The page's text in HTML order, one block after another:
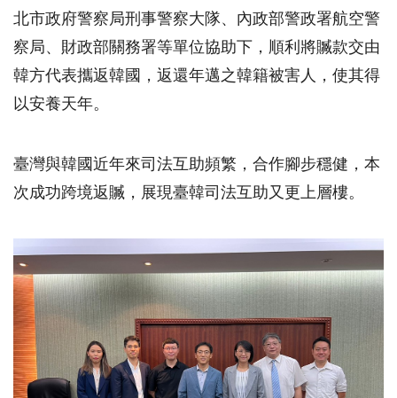
北市政府警察局刑事警察大隊、內政部警政署航空警
察局、財政部關務署等單位協助下，順利將贓款交由
韓方代表攜返韓國，返還年邁之韓籍被害人，使其得
以安養天年。
臺灣與韓國近年來司法互助頻繁，合作腳步穩健，本
次成功跨境返贓，展現臺韓司法互助又更上層樓。